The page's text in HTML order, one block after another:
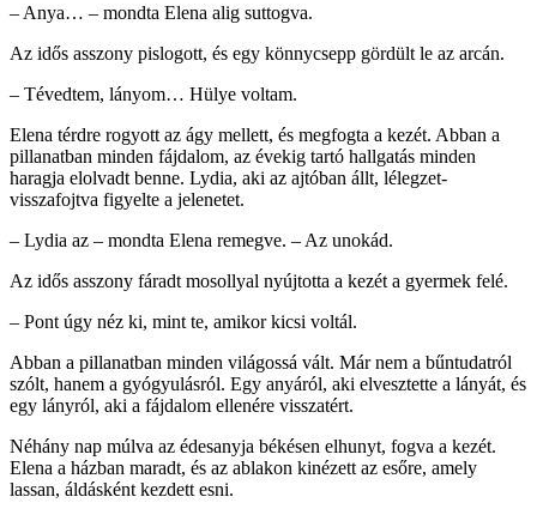
– Anya… – mondta Elena alig suttogva.
Az idős asszony pislogott, és egy könnycsepp gördült le az arcán.
– Tévedtem, lányom… Hülye voltam.
Elena térdre rogyott az ágy mellett, és megfogta a kezét. Abban a
pillanatban minden fájdalom, az évekig tartó hallgatás minden
haragja elolvadt benne. Lydia, aki az ajtóban állt, lélegzet-
visszafojtva figyelte a jelenetet.
– Lydia az – mondta Elena remegve. – Az unokád.
Az idős asszony fáradt mosollyal nyújtotta a kezét a gyermek felé.
– Pont úgy néz ki, mint te, amikor kicsi voltál.
Abban a pillanatban minden világossá vált. Már nem a bűntudatról
szólt, hanem a gyógyulásról. Egy anyáról, aki elvesztette a lányát, és
egy lányról, aki a fájdalom ellenére visszatért.
Néhány nap múlva az édesanyja békésen elhunyt, fogva a kezét.
Elena a házban maradt, és az ablakon kinézett az esőre, amely
lassan, áldásként kezdett esni.